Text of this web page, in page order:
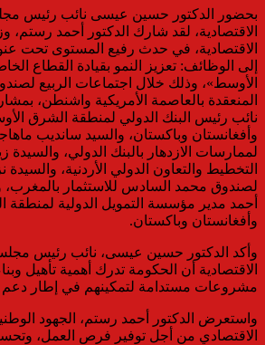
بحضور الدكتور حسين عيسى نائب رئيس
الاقتصادية، لقد شارك الدكتور أحمد رستم،
الاقتصادية، في حدث رفيع المستوى تحت
إلى الوظائف: تعزيز النمو بقيادة القطاع
الأوسط»، وذلك خلال اجتماعات الربيع
المنعقدة بالعاصمة الأمريكية واشنطن،
نائب رئيس البنك الدولي لمنطقة الشرق
وأفغانستان وباكستان، والسيد سانديب
لممارسات الازدهار بالبنك الدولي، والسيدة
التخطيط والتعاون الدولي الأردنية، والسيدة
لصندوق محمد السادس للاستثمار بالمغرب،
أحمد مدير مؤسسة التمويل الدولية
وأفغانستان وباكستان.
وأكد الدكتور حسين عيسى، نائب رئيس
الاقتصادية أن الحكومة تدرك أهمية تأهيل
مشروعات مستدامة لتمكينهم في إطار دعم
واستعرض الدكتور أحمد رستم، الجهود
الاقتصادي من أجل توفير فرص العمل،